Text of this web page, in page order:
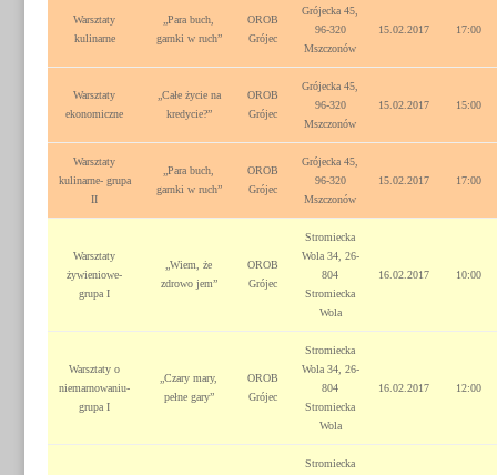
Warsztaty
kulinarne
„Para buch,
garnki w ruch”
OROB
Grójec
Grójecka 45,
96-320
Mszczonów
15.02.2017 17:00
Warsztaty
ekonomiczne
„Całe życie na
kredycie?”
OROB
Grójec
Grójecka 45,
96-320
Mszczonów
15.02.2017 15:00
Warsztaty
kulinarne- grupa
II
„Para buch,
garnki w ruch”
OROB
Grójec
Grójecka 45,
96-320
Mszczonów
15.02.2017 17:00
Warsztaty
żywieniowe-
grupa I
„Wiem, że
zdrowo jem”
OROB
Grójec
Stromiecka
Wola 34, 26-
804
Stromiecka
Wola
16.02.2017 10:00
Warsztaty o
niemarnowaniu-
grupa I
„Czary mary,
pełne gary”
OROB
Grójec
Stromiecka
Wola 34, 26-
804
Stromiecka
Wola
16.02.2017 12:00
Stromiecka